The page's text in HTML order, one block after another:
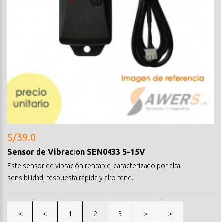
S/39.0
Sensor de Vibracion SEN0433 5-15V
Este sensor de vibración rentable, caracterizado por alta
sensibilidad, respuesta rápida y alto rend..
|< < 1 2 3 > >|